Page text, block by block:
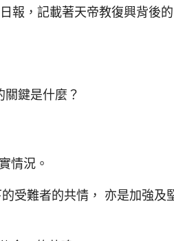
報，記載著天帝教復興背後
鍵是什麼？
情況。
受難者的共情， 亦是加強及